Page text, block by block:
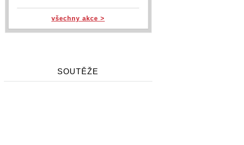
všechny akce >
SOUTĚŽE